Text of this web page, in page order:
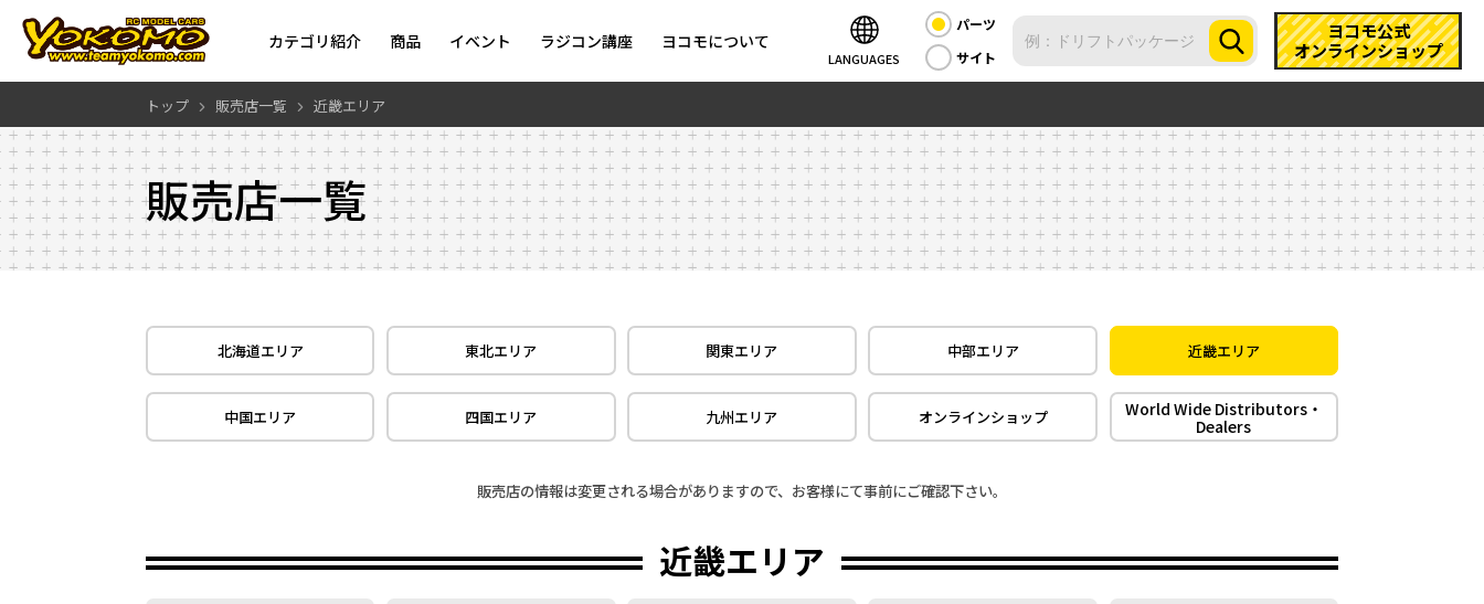
カテゴリ紹介 商品 イベント ラジコン講座 ヨコモについて
LANGUAGES
パーツ
サイト
ヨコモ公式
オンラインショップ
トップ 販売店一覧 近畿エリア
販売店一覧
北海道エリア 東北エリア 関東エリア 中部エリア 近畿エリア
中国エリア 四国エリア 九州エリア オンラインショップ
World Wide Distributors・
Dealers
販売店の情報は変更される場合がありますので、お客様にて事前にご確認下さい。
近畿エリア